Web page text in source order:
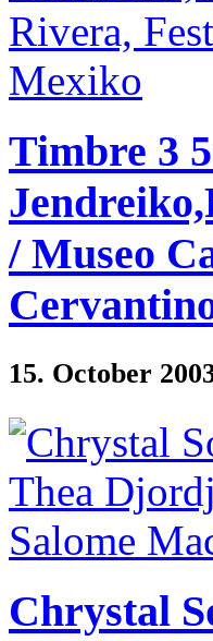
Timbre 3
/ Museo
15. October
Chrystal